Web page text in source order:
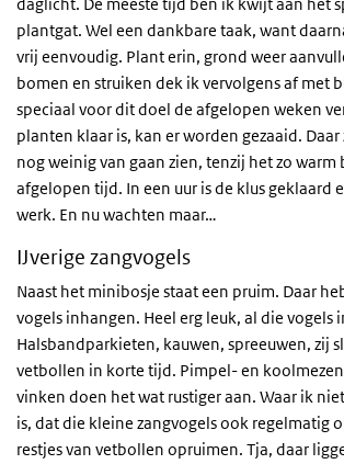
plantgat. Wel een dankbare taak, want
vrij eenvoudig. Plant erin, grond weer
bomen en struiken dek ik vervolgens af met
speciaal voor dit doel de afgelopen weken
planten klaar is, kan er worden gezaaid.
nog weinig van gaan zien, tenzij het zo warm
afgelopen tijd. In een uur is de klus geklaard
werk. En nu wachten maar…
IJverige zangvogels
Naast het minibosje staat een pruim. Daar
vogels inhangen. Heel erg leuk, al die vogels
Halsbandparkieten, kauwen, spreeuwen, zij
vetbollen in korte tijd. Pimpel- en
vinken doen het wat rustiger aan. Waar ik
is, dat die kleine zangvogels ook regelmatig
restjes van vetbollen opruimen. Tja, daar